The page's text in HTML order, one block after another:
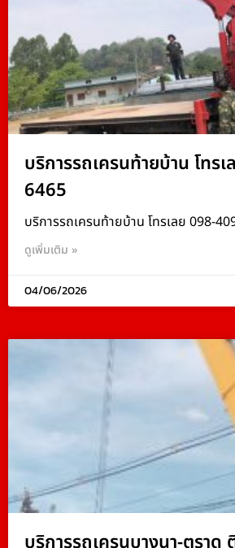
บริการรถเครนท้ายบ้าน โทร
6465
บริการรถเครนท้ายบ้าน โทรเลย 098-
ดูเพิ่มเติม »
04/06/2026